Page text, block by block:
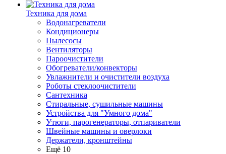
Техника для дома
Водонагреватели
Кондиционеры
Пылесосы
Вентиляторы
Пароочистители
Обогреватели/конвекторы
Увлажнители и очистители воздуха
Роботы стеклоочистители
Сантехника
Стиральные, сушильные машины
Устройства для "Умного дома"
Утюги, парогенераторы, отпариватели
Швейные машины и оверлоки
Держатели, кронштейны
Ещё 10